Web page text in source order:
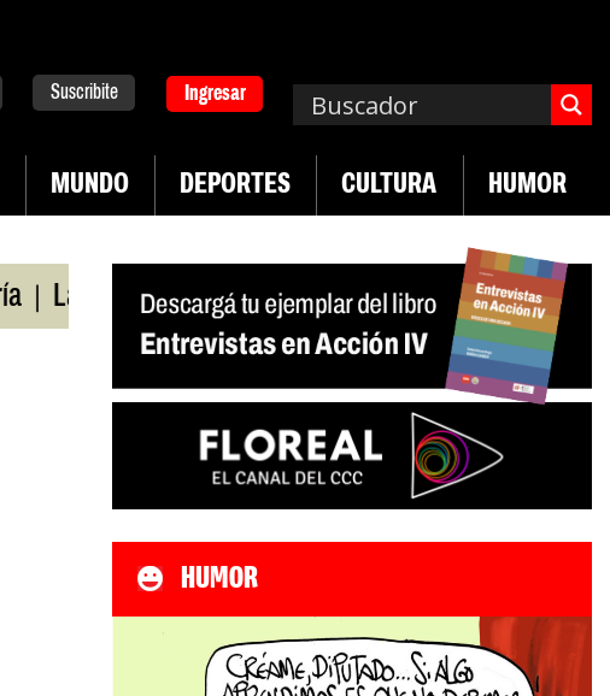
Suscribite Ingresar
MUNDO DEPORTES CULTURA HUMOR
La Pampa. Emergencia en salud mental | Los 43
HUMOR